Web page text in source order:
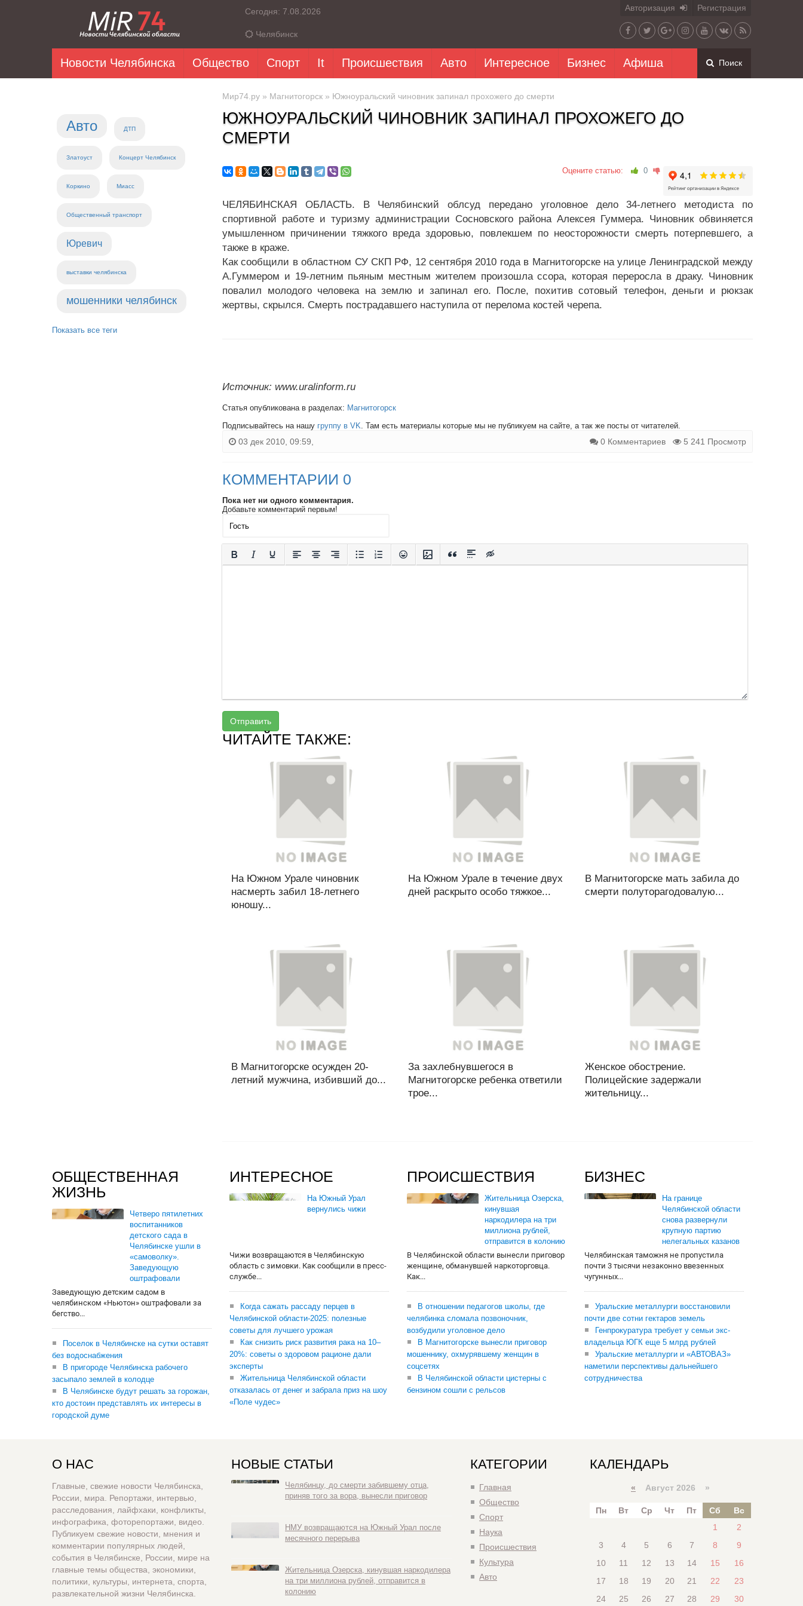
Сегодня: 7.08.2026
Челябинск
Авторизация Регистрация
Новости Челябинска Общество Спорт It Происшествия Авто Интересное Бизнес Афиша Поиск
Авто ДТП
Златоуст Концерт Челябинск
Коркино Миасс
Общественный транспорт
Юревич
выставки челябинска
мошенники челябинск
Показать все теги
Мир74.ру » Магнитогорск » Южноуральский чиновник запинал прохожего до смерти
ЮЖНОУРАЛЬСКИЙ ЧИНОВНИК ЗАПИНАЛ ПРОХОЖЕГО ДО
СМЕРТИ
Оцените статью: 0
ЧЕЛЯБИНСКАЯ ОБЛАСТЬ. В Челябинский облсуд передано уголовное дело 34-летнего методиста по
спортивной работе и туризму администрации Сосновского района Алексея Гуммера. Чиновник обвиняется
умышленном причинении тяжкого вреда здоровью, повлекшем по неосторожности смерть потерпевшего, а
также в краже.
Как сообщили в областном СУ СКП РФ, 12 сентября 2010 года в Магнитогорске на улице Ленинградской между
А.Гуммером и 19-летним пьяным местным жителем произошла ссора, которая переросла в драку. Чиновник
повалил молодого человека на землю и запинал его. После, похитив сотовый телефон, деньги и рюкзак
жертвы, скрылся. Смерть пострадавшего наступила от перелома костей черепа.
Источник: www.uralinform.ru
Статья опубликована в разделах: Магнитогорск
Подписывайтесь на нашу группу в VK. Там есть материалы которые мы не публикуем на сайте, а так же посты от читателей.
03 дек 2010, 09:59, 0 Комментариев 5 241 Просмотр
КОММЕНТАРИИ 0
Пока нет ни одного комментария.
Добавьте комментарий первым!
Отправить
ЧИТАЙТЕ ТАКЖЕ:
На Южном Урале чиновник
насмерть забил 18-летнего
юношу...
На Южном Урале в течение двух
дней раскрыто особо тяжкое...
В Магнитогорске мать забила до
смерти полуторагодовалую...
В Магнитогорске осужден 20-
летний мужчина, избивший до...
За захлебнувшегося в
Магнитогорске ребенка ответили
трое...
Женское обострение.
Полицейские задержали
жительницу...
ОБЩЕСТВЕННАЯ
ЖИЗНЬ
Четверо пятилетних
воспитанников
детского сада в
Челябинске ушли в
«самоволку».
Заведующую
оштрафовали
Заведующую детским садом в
челябинском «Ньютон» оштрафовали за
бегство...
Поселок в Челябинске на сутки оставят
без водоснабжения
В пригороде Челябинска рабочего
засыпало землей в колодце
В Челябинске будут решать за горожан,
кто достоин представлять их интересы в
городской думе
ИНТЕРЕСНОЕ
На Южный Урал
вернулись чижи
Чижи возвращаются в Челябинскую
область с зимовки. Как сообщили в пресс-
службе...
Когда сажать рассаду перцев в
Челябинской области-2025: полезные
советы для лучшего урожая
Как снизить риск развития рака на 10–
20%: советы о здоровом рационе дали
эксперты
Жительница Челябинской области
отказалась от денег и забрала приз на шоу
«Поле чудес»
ПРОИСШЕСТВИЯ
Жительница Озерска,
кинувшая
наркодилера на три
миллиона рублей,
отправится в колонию
В Челябинской области вынесли приговор
женщине, обманувшей наркоторговца.
Как...
В отношении педагогов школы, где
челябинка сломала позвоночник,
возбудили уголовное дело
В Магнитогорске вынесли приговор
мошеннику, охмурявшему женщин в
соцсетях
В Челябинской области цистерны с
бензином сошли с рельсов
БИЗНЕС
На границе
Челябинской области
снова развернули
крупную партию
нелегальных казанов
Челябинская таможня не пропустила
почти 3 тысячи незаконно ввезенных
чугунных...
Уральские металлурги восстановили
почти две сотни гектаров земель
Генпрокуратура требует у семьи экс-
владельца ЮГК еще 5 млрд рублей
Уральские металлурги и «АВТОВАЗ»
наметили перспективы дальнейшего
сотрудничества
О НАС
Главные, свежие новости Челябинска,
России, мира. Репортажи, интервью,
расследования, лайфхаки, конфликты,
инфографика, фоторепортажи, видео.
Публикуем свежие новости, мнения и
комментарии популярных людей,
события в Челябинске, России, мире на
главные темы общества, экономики,
политики, культуры, интернета, спорта,
развлекательной жизни Челябинска.
НОВЫЕ СТАТЬИ
Челябинцу, до смерти забившему отца,
приняв того за вора, вынесли приговор
НМУ возвращаются на Южный Урал после
месячного перерыва
Жительница Озерска, кинувшая наркодилера
на три миллиона рублей, отправится в
колонию
КАТЕГОРИИ
Главная
Общество
Спорт
Наука
Происшествия
Культура
Авто
КАЛЕНДАРЬ
« Август 2026 »
Пн Вт Ср Чт Пт Сб
Вс
1
2
3
4 5 6 7 8
9
10
11 12 13 14 15
16
17
18 19 20 21 22
23
24
25 26 27 28 29 30